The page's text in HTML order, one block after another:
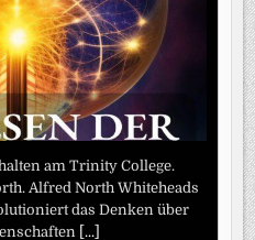
am Trinity College.
Alfred North Whiteheads
das Denken über
[...]